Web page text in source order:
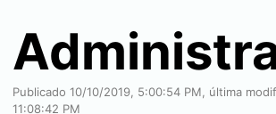
Publicado 10/10/2019, 5:00:54 PM, última
11:08:42 PM